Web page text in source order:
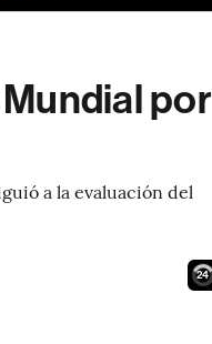
por
a la evaluación del
23